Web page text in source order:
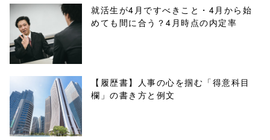
/1139026"
onclick="windo
w.open(this.hre
f, 'Gwindow',
'width=550,
height=450,
就活生が4月ですべきこと・4月から始
めても間に合う？4月時点の内定率
【履歴書】人事の心を掴む「得意科目
欄」の書き方と例文